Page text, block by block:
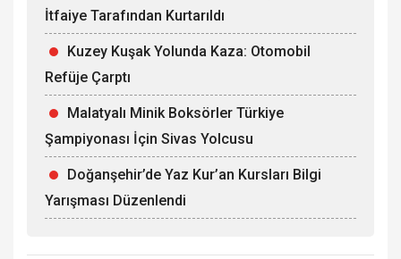
İtfaiye Tarafından Kurtarıldı
Kuzey Kuşak Yolunda Kaza: Otomobil
Refüje Çarptı
Malatyalı Minik Boksörler Türkiye
Şampiyonası İçin Sivas Yolcusu
Doğanşehir’de Yaz Kur’an Kursları Bilgi
Yarışması Düzenlendi